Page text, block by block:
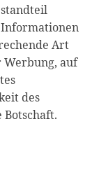
Art
Werbung, auf
des